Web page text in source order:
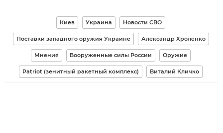
Киев Украина Новости СВО
Поставки западного оружия Украине Александр Хроленко
Мнения Вооруженные силы России Оружие
Patriot (зенитный ракетный комплекс) Виталий Кличко